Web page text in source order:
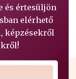
és értesüljön
elérhető
képzésekről